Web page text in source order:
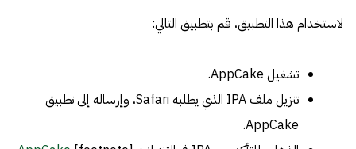
لاستخدام هذا التطبيق، قم بتطبيق التالي:
تشغيل AppCake.
تنزيل ملف IPA الذي يطلبه Safari، وإرساله إلى تطبيق
AppCake.